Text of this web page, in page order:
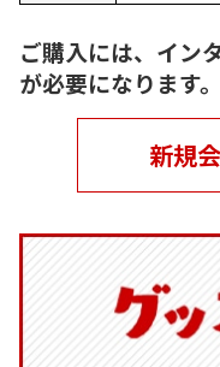
ご購入には、イン
が必要になります。
新規